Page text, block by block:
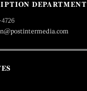
DEPARTMENT